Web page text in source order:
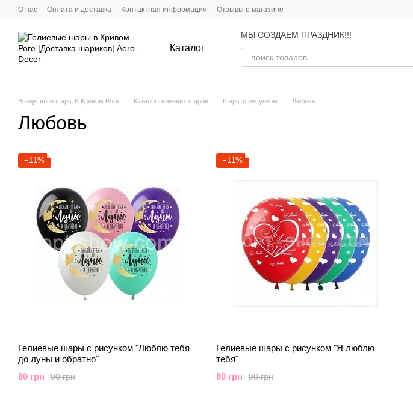
Перейти к основному контенту
О нас Оплата и доставка Контактная информация Отзывы о магазине
Каталог
МЫ СОЗДАЕМ ПРАЗДНИК!!!
Воздушные шары В Кривом Роге Каталог гелиевих шаров Шары с рисунком Любовь
Любовь
−11%
Гелиевые шары с рисунком "Люблю тебя
до луны и обратно"
90 грн
80 грн
−11%
Гелиевые шары с рисунком "Я люблю
тебя"
90 грн
80 грн